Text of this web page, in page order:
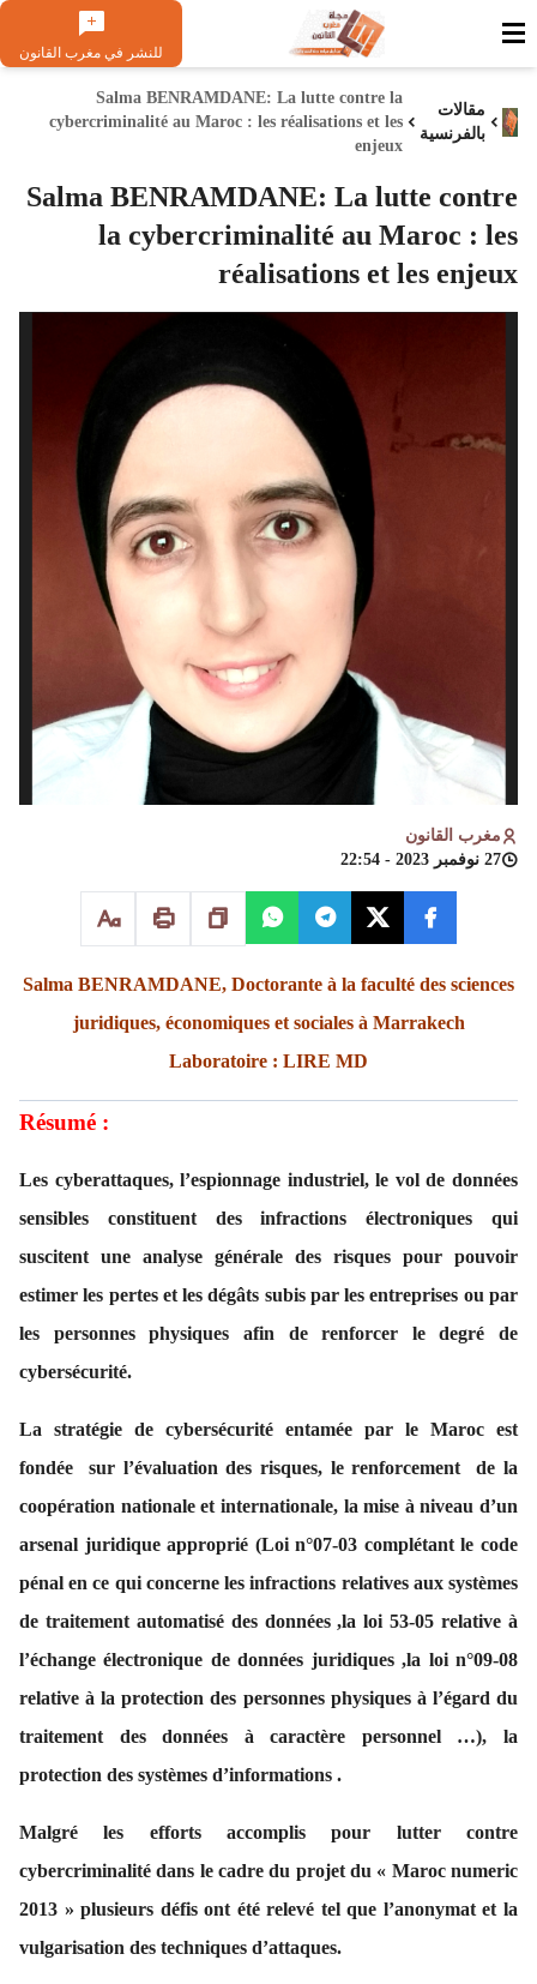
للنشر في مغرب القانون
مقالات
بالفرنسية
Salma BENRAMDANE: La lutte contre la
cybercriminalité au Maroc : les réalisations et les
enjeux
Salma BENRAMDANE: La lutte contre
la cybercriminalité au Maroc : les
réalisations et les enjeux
مغرب القانون
27 نوفمبر 2023 - 22:54
Salma BENRAMDANE, Doctorante à la faculté des sciences
juridiques, économiques et sociales à Marrakech
Laboratoire : LIRE MD
Résumé :
Les cyberattaques, l’espionnage industriel, le vol de données
sensibles constituent des infractions électroniques qui
suscitent une analyse générale des risques pour pouvoir
estimer les pertes et les dégâts subis par les entreprises ou par
les personnes physiques afin de renforcer le degré de
cybersécurité.
La stratégie de cybersécurité entamée par le Maroc est
fondée sur l’évaluation des risques, le renforcement de la
coopération nationale et internationale, la mise à niveau d’un
arsenal juridique approprié (Loi n°07-03 complétant le code
pénal en ce qui concerne les infractions relatives aux systèmes
de traitement automatisé des données ,la loi 53-05 relative à
l’échange électronique de données juridiques ,la loi n°09-08
relative à la protection des personnes physiques à l’égard du
traitement des données à caractère personnel …), la
protection des systèmes d’informations .
Malgré les efforts accomplis pour lutter contre
cybercriminalité dans le cadre du projet du « Maroc numeric
2013 » plusieurs défis ont été relevé tel que l’anonymat et la
vulgarisation des techniques d’attaques.